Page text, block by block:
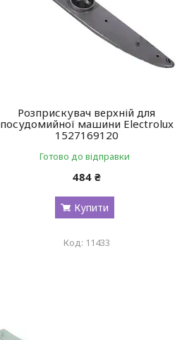
Розприскувач верхній для
посудомийної машини Electrolux
1527169120
Готово до відправки
484 ₴
Купити
11433